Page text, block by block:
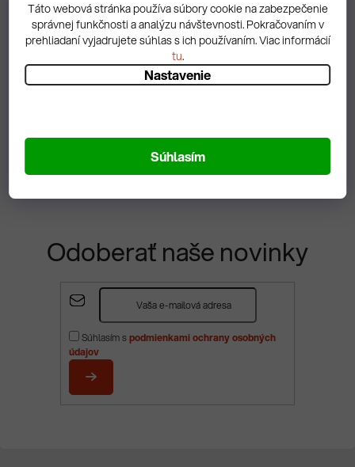
Táto webová stránka používa súbory cookie na zabezpečenie
správnej funkčnosti a analýzu návštevnosti. Pokračovaním v
prehliadaní vyjadrujete súhlas s ich používaním. Viac informácií
tu.
Nastavenie
Súhlasím
Spätná väzba
Zobrazit hodnotenie
Odoberať naše novinky
Súhlasím spodmienkami ochrany osobných
údajov
PRIHLÁSIŤ